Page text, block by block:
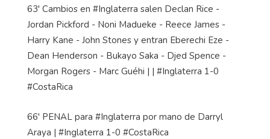
63' Cambios en #Inglaterra salen Declan Rice -
Jordan Pickford - Noni Madueke - Reece James -
Harry Kane - John Stones y entran Eberechi Eze -
Dean Henderson - Bukayo Saka - Djed Spence -
Morgan Rogers - Marc Guéhi | | #Inglaterra 1-0
#CostaRica
66' PENAL para #Inglaterra por mano de Darryl
Araya | #Inglaterra 1-0 #CostaRica